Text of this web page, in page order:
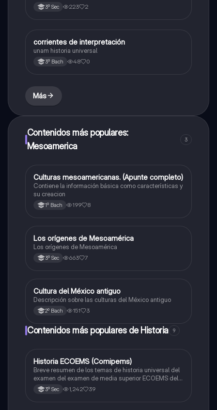
3º Sec 223 2
Historia universal contemporánea
corrientes de interpretación
unam historia universal
3º Bach 48 0
Más
Contenidos más populares:
Mesoamerica
3
Historia universal contemporánea
Culturas mesoamericanas. (Apunte completo)
Contiene la información básica como características y
su creacion
1º Bach 199 8
Historia
Los orígenes de Mesoamérica
Los orígenes de Mesoamérica
3º Sec 663 7
Historia universal contemporánea
Cultura del México antiguo
Descripción sobre las culturas del México antiguo
2º Bach 151 3
Contenidos más populares de Historia 9
Historia
Historia ECOEMS (Comipems)
Breve resumen de los temas de historia universal del
examen del examen de media superior ECOEMS del
valle de México
3º Sec 1,242 39